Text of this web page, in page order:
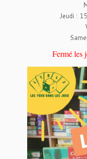
Jeudi :
Fermé les